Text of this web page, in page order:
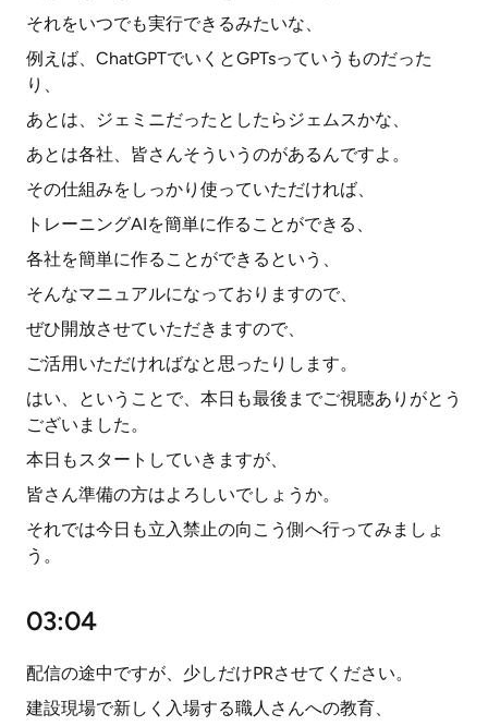
それをいつでも実行できるみたいな、
例えば、ChatGPTでいくとGPTsっていうものだった
り、
あとは、ジェミニだったとしたらジェムスかな、
あとは各社、皆さんそういうのがあるんですよ。
その仕組みをしっかり使っていただければ、
トレーニングAIを簡単に作ることができる、
各社を簡単に作ることができるという、
そんなマニュアルになっておりますので、
ぜひ開放させていただきますので、
ご活用いただければなと思ったりします。
はい、ということで、本日も最後までご視聴ありがとう
ございました。
本日もスタートしていきますが、
皆さん準備の方はよろしいでしょうか。
それでは今日も立入禁止の向こう側へ行ってみましょ
う。
03:04
配信の途中ですが、少しだけPRさせてください。
建設現場で新しく入場する職人さんへの教育、